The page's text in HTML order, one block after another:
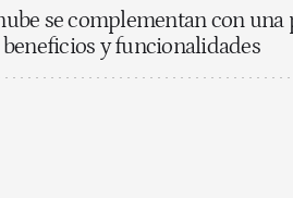
se complementan con una
y funcionalidades